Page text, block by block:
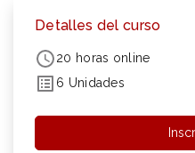
Detalles del curso
20 horas online
6 Unidades